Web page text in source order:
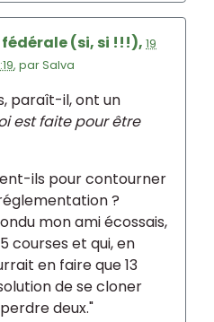
(si, si !!!), 19
, parSalva
paraît-il, ont un
est faite pour être
ils pour contourner
?
mon ami écossais,
courses et qui, en
en faire que 13
de se cloner
deux."